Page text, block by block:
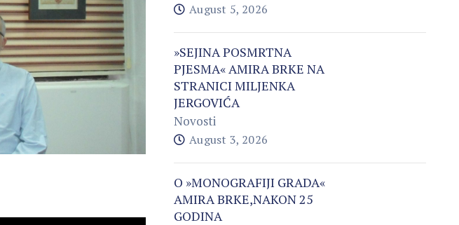
August 5, 2026
»SEJINA POSMRTNA
PJESMA« AMIRA BRKE NA
STRANICI MILJENKA
JERGOVIĆA
Novosti
August 3, 2026
O »MONOGRAFIJI GRADA«
AMIRA BRKE,NAKON 25
GODINA